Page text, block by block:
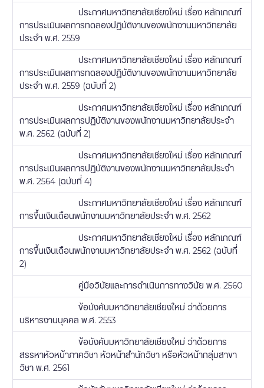
ประกาศมหาวิทยาลัยเชียงใหม่ เรื่อง หลักเกณฑ์
การประเมินผลการทดลองปฏิบัติงานของพนักงานมหาวิทยาลัย
ประจำ พ.ศ. 2559
ประกาศมหาวิทยาลัยเชียงใหม่ เรื่อง หลักเกณฑ์
การประเมินผลการทดลองปฏิบัติงานของพนักงานมหาวิทยาลัย
ประจำ พ.ศ. 2559 (ฉบับที่ 2)
ประกาศมหาวิทยาลัยเชียงใหม่ เรื่อง หลักเกณฑ์
การประเมินผลการปฏิบัติงานของพนักงานมหาวิทยาลัยประจำ
พ.ศ. 2562 (ฉบับที่ 2)
ประกาศมหาวิทยาลัยเชียงใหม่ เรื่อง หลักเกณฑ์
การประเมินผลการปฏิบัติงานของพนักงานมหาวิทยาลัยประจำ
พ.ศ. 2564 (ฉบับที่ 4)
ประกาศมหาวิทยาลัยเชียงใหม่ เรื่อง หลักเกณฑ์
การขึ้นเงินเดือนพนักงานมหาวิทยาลัยประจำ พ.ศ. 2562
ประกาศมหาวิทยาลัยเชียงใหม่ เรื่อง หลักเกณฑ์
การขึ้นเงินเดือนพนักงานมหาวิทยาลัยประจำ พ.ศ. 2562 (ฉบับที่
2)
คู่มือวินัยและการดำเนินการทางวินัย พ.ศ. 2560
ข้อบังคับมหาวิทยาลัยเชียงใหม่ ว่าด้วยการ
บริหารงานบุคคล พ.ศ. 2553
ข้อบังคับมหาวิทยาลัยเชียงใหม่ ว่าด้วยการ
สรรหาหัวหน้าภาควิชา หัวหน้าสำนักวิชา หรือหัวหน้ากลุ่มสาขา
วิชา พ.ศ. 2561